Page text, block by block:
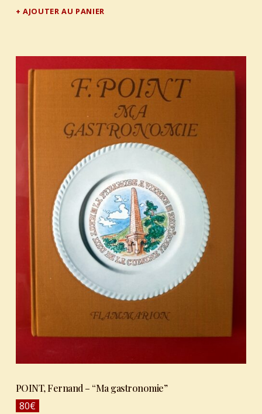
AJOUTER AU PANIER
POINT, Fernand – “Ma gastronomie”
80€